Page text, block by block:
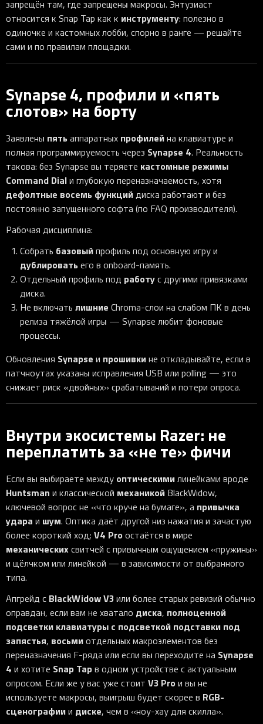
запрещён там, где запрещены макросы. Энтузиаст
относится к Snap Tap как к инструменту: полезно в
одиночке и кастомных лобби, спорно в ранге — решайте
сами и по правилам площадки.
Synapse 4, профили и «пять
слотов» на борту
Заявлены пятьаппаратных профилейна клавиатуре и
полная программируемость через Synapse 4. Реальность
такова: без Synapse вы теряете кастомные режимы
Command Dialи глубокую переназначаемость, хотя
дефолтные восемь функцийдиска работают и без
постоянно запущенного софта (по FAQ производителя).
Рабочая дисциплина:
Собрать базовыйпрофиль под основную игру и
дублироватьего в onboard-память.
Отдельный профиль под работус другими привязками
диска.
Не включать лишние Chroma-слои на слабом ПК в день
релиза тяжёлой игры — Synapse любит фоновые
процессы.
Обновления Synapse и прошивкине откладывайте, если в
патчноутах указаны исправления USB или polling — это
снижает риск «двойных» срабатываний и потери опроса.
Внутри экосистемы Razer: не
переплатить за «не те» фичи
Если вы выбираете между оптическимилинейками вроде
Huntsman и классической механикой BlackWidow,
ключевой вопрос не «что круче на бумаге», а привычка
удара и шум. Оптика даёт другой низ нажатия и зачастую
более короткий ход; V4 Proостаётся в мире
механическихсвитчей с привычным ощущением «пружины»
и щёлчком или линейкой — в зависимости от выбранного
типа.
Апгрейд с BlackWidow V3или более старых ревизий обычно
оправдан, если вам не хватало диска, полноценной
подсветки клавиатуры с подсветкой подставки под
запястья, восьмиотдельных макроэлементов без
переназначения F-ряда или если вы переходите на Synapse
4 и хотите Snap Tapв одном устройстве с актуальным
опросом. Если же у вас уже стоит V3 Proи вы не
используете макросы, выигрыш будет скорее в RGB-
сценографиии диске, чем в «ноу-хау для скилла».